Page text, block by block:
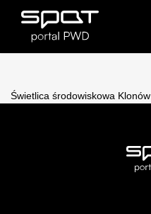
Świetlica środowiskowa Klonów